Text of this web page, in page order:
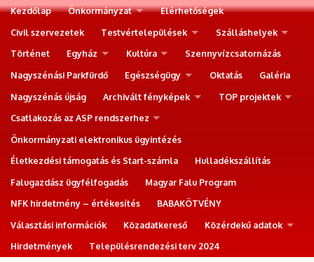
Kezdőlap Önkormányzat
Elérhetőségek
Civil szervezetek
Testvértelepülések
Szálláshelyek
Történet
Egyház Kultúra
Szennyvízcsatornázás
Nagyszénási Parkfürdő
Egészségügy Oktatás
Galéria
Nagyszénás újság
Archivált fényképek
TOP projektek
Csatlakozás az ASP rendszerhez
Önkormányzati elektronikus ügyintézés
Életkezdési támogatás és Start-számla
Hulladékszállítás
Falugazdász ügyfélfogadás
Magyar Falu Program
NFK hirdetmény – értékesítés
BABAKÖTVÉNY
Választási információk
Közadatkereső
Közérdekű adatok
Hirdetmények
Településrendezési terv 2024